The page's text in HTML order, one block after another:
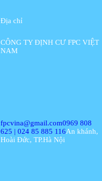
Địa chỉ
CÔNG TY ĐỊNH CƯ FPC VIỆT
NAM
fpcvina@gmail.com0969 808
625 | 024 85 885 116An khánh,
Hoài Đức, TP.Hà Nội